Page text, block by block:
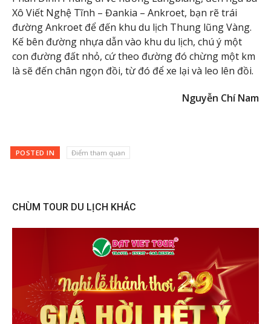
Xô Viết Nghệ Tĩnh – Đankia – Ankroet, bạn rẽ trái
đường Ankroet để đến khu du lịch Thung lũng Vàng.
Kế bên đường nhựa dẫn vào khu du lịch, chú ý một
con đường đất nhỏ, cứ theo đường đó chừng một km
là sẽ đến chân ngọn đồi, từ đó để xe lại và leo lên đồi.
Nguyễn Chí Nam
POSTED IN Điểm tham quan
CHÙM TOUR DU LỊCH KHÁC